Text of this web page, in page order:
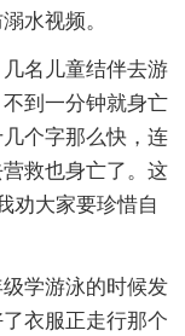
水视频。
名儿童结伴去游
到一分钟就身亡
个字那么快，连
救也身亡了。这
劝大家要珍惜自
学游泳的时候发
衣服正走行那个